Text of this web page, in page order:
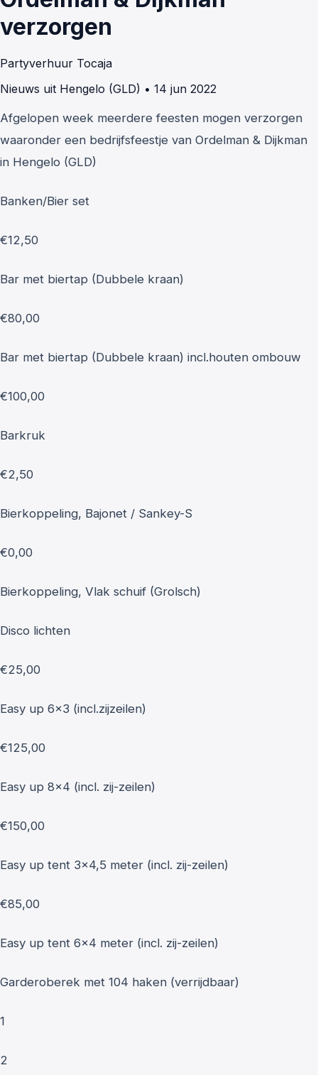
verzorgen
Partyverhuur Tocaja
Nieuws uit Hengelo (GLD) • 14 jun 2022
Afgelopen week meerdere feesten mogen verzorgen
waaronder een bedrijfsfeestje van Ordelman & Dijkman
in Hengelo (GLD)
Banken/Bier set
€12,50
Bar met biertap (Dubbele kraan)
€80,00
Bar met biertap (Dubbele kraan) incl.houten ombouw
€100,00
Barkruk
€2,50
Bierkoppeling, Bajonet / Sankey-S
€0,00
Bierkoppeling, Vlak schuif (Grolsch)
Disco lichten
€25,00
Easy up 6x3 (incl.zijzeilen)
€125,00
Easy up 8x4 (incl. zij-zeilen)
€150,00
Easy up tent 3x4,5 meter (incl. zij-zeilen)
€85,00
Easy up tent 6x4 meter (incl. zij-zeilen)
Garderoberek met 104 haken (verrijdbaar)
1
2